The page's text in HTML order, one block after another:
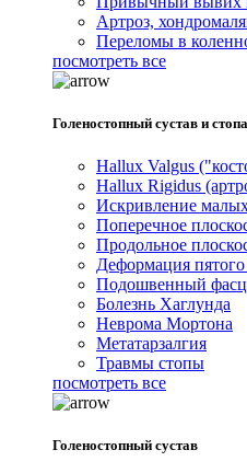
Артроз,
Переломы в
посмотреть все
Голеностопный сустав и стопа
Hallux Valgus
Hallux Rigidus
Искривление
Поперечное
Продольное
Деформация
Подошвенный
Болезнь Хаглунда
Неврома Мортона
Метатарзалгия
Травмы стопы
посмотреть все
Голеностопный сустав